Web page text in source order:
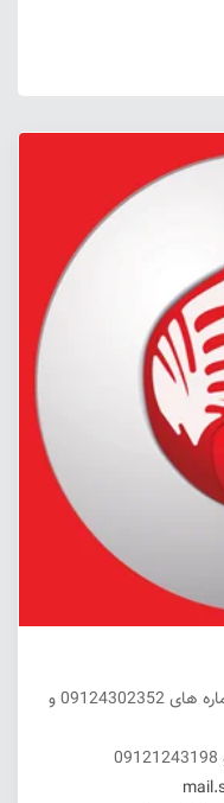
1- ارسال پیام در پیام رسان واتساپ به شماره های 09124302352 و